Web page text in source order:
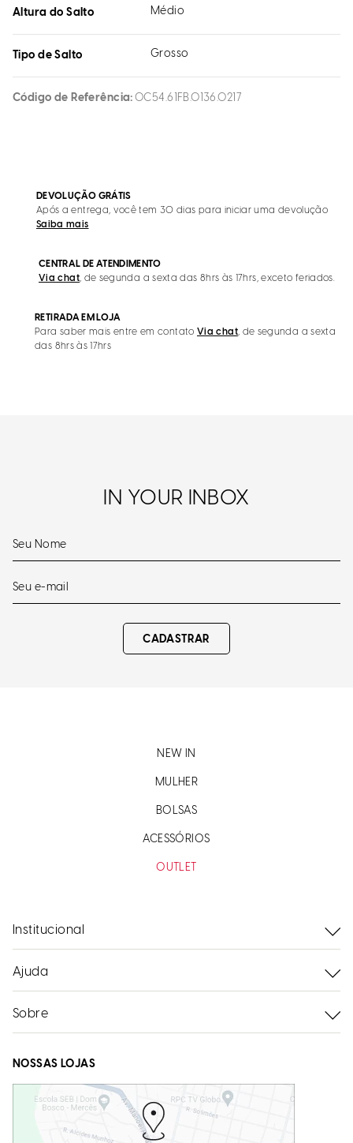
Altura do Salto Médio
Tipo de Salto Grosso
Código de Referência 0C54.61FB.0136.0217
DEVOLUÇÃO GRÁTIS
Após a entrega, você tem 30 dias para iniciar uma devolução
Saiba mais
CENTRAL DE ATENDIMENTO
Via chat, de segunda a sexta das 8hrs às 17hrs, exceto feriados.
RETIRADA EM LOJA
Para saber mais entre em contato Via chat, de segunda a sexta
das 8hrs às 17hrs
IN YOUR INBOX
CADASTRAR
NEW IN
MULHER
BOLSAS
ACESSÓRIOS
OUTLET
Institucional
Ajuda
Sobre
NOSSAS LOJAS